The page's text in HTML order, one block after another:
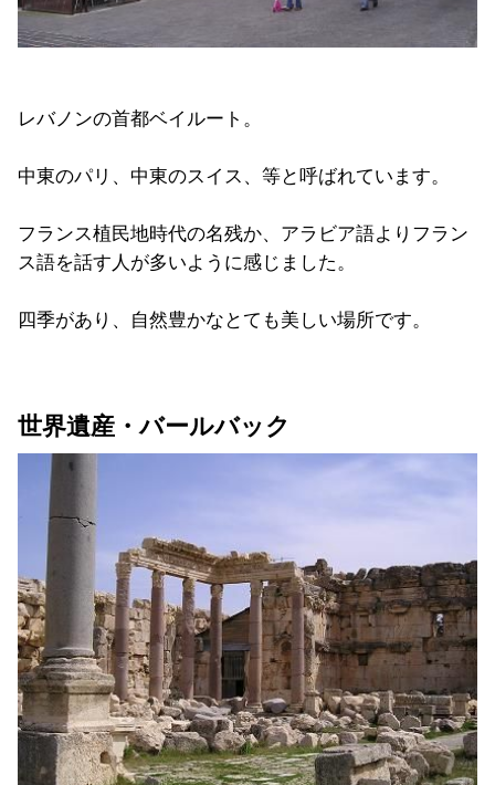
レバノンの首都ベイルート。
中東のパリ、中東のスイス、等と呼ばれています。
フランス植民地時代の名残か、アラビア語よりフラン
ス語を話す人が多いように感じました。
四季があり、自然豊かなとても美しい場所です。
世界遺産・バールバック